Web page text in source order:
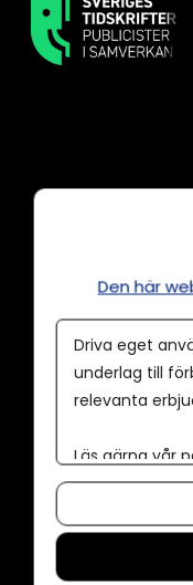
Den här
Driva eget
underlag till
relevanta
Läs gärna vår
Om du vill